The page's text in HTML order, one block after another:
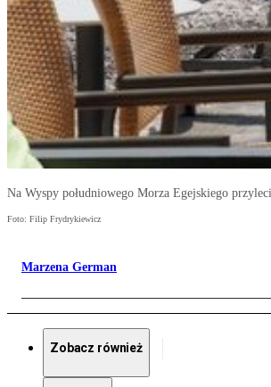
Na Wyspy południowego Morza Egejskiego
Foto: Filip Frydrykiewicz
Marzena German
Zobacz również